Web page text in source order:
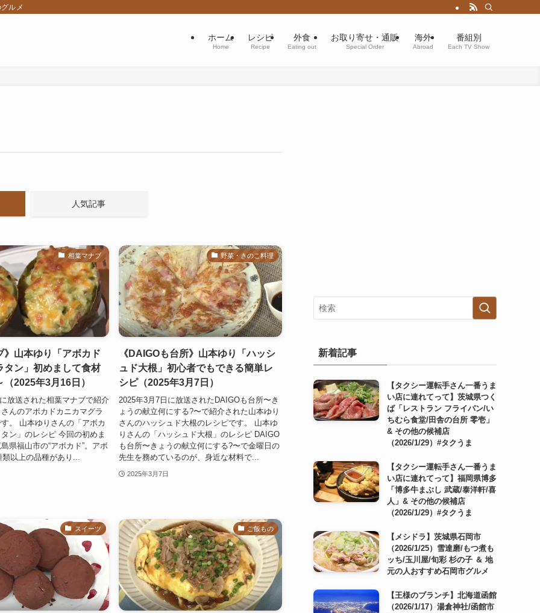
ルメ
ホーム
Home
レシピ
Recipe
外食
Eating out
お取り寄せ・通販
Special Order
海外
Abroad
番組別
Each TV Show
人気記事
相葉マナブ
》山本ゆり「アボカド
タン」初めまして食材
2025年3月16日）
放送された相葉マナブで紹介
んのアボカドカニカマグラ
。 山本ゆりさんの「アボカ
ン」のレシピ 今回の初めま
県福山市の“アボカド”。アボ
以上の品種があり...
野菜・きのこ料理
《DAIGOも台所》山本ゆり「ハッシ
ュド大根」初心者でもできる簡単レ
シピ（2025年3月7日）
2025年3月7日に放送されたDAIGOも台所〜き
ょうの献立何にする?〜で紹介された山本ゆり
さんのハッシュド大根のレシピです。 山本ゆ
りさんの「ハッシュド大根」のレシピ DAIGO
も台所〜きょうの献立何にする?〜で金曜日の
先生を務めているのが、身近な材料で...
2025年3月7日
スイーツ ご飯もの
新着記事
【タクシー運転手さん一番うま
い店に連れてって】茨城県つく
ば「レストラン フライパン/い
ちむら食堂/田舎の台所 零壱」
& その他の候補店
（2026/1/29）#タクうま
【タクシー運転手さん一番うま
い店に連れてって】福岡県博多
「博多牛まぶし 武蔵/泰洋軒/喜
人」& その他の候補店
（2026/1/29）#タクうま
【メシドラ】茨城県石岡市
（2026/1/25）雪達磨/もつ煮も
ッち/玉川屋/旬彩 杉の子 ＆ 地
元の人おすすめ石岡市グルメ
【王様のブランチ】北海道函館
（2026/1/17）湯倉神社/函館市